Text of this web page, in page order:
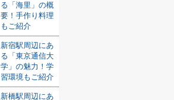
る「海里」の概
要！手作り料理
もご紹介
新宿駅周辺にあ
る「東京通信大
学」の魅力！学
習環境もご紹介
新橋駅周辺にあ